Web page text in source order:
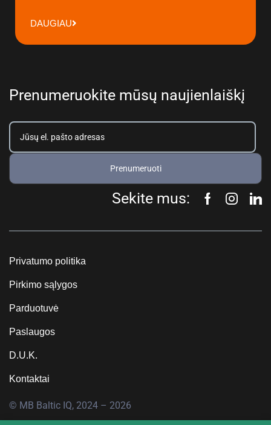
DAUGIAU
Prenumeruokite mūsų naujienlaiškį
Prenumeruoti
Sekite mus:
Privatumo politika
Pirkimo sąlygos
Parduotuvė
Paslaugos
D.U.K.
Kontaktai
© MB Baltic IQ, 2024 – 2026